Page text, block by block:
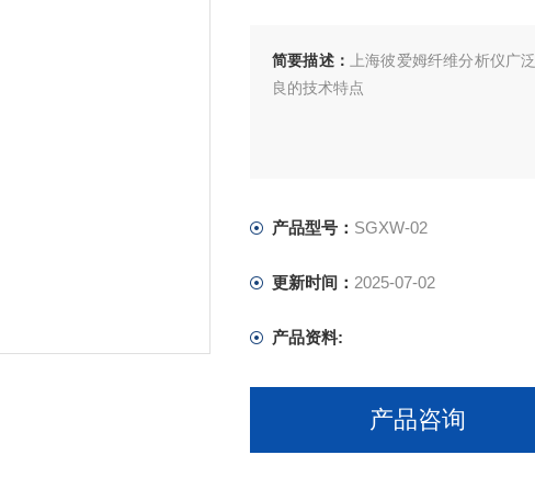
简要描述：
上海彼爱姆纤维分析仪广
良的技术特点‌
产品型号： SGXW-02
更新时间： 2025-07-02
产品资料:
产品咨询